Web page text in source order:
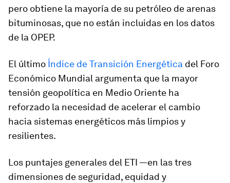
pero obtiene la mayoría de su petróleo de arenas
bituminosas, que no están incluidas en los datos
de la OPEP.
El últimoÍndice de Transición Energética del Foro
Económico Mundial argumenta que la mayor
tensión geopolítica en Medio Oriente ha
reforzado la necesidad de acelerar el cambio
hacia sistemas energéticos más limpios y
resilientes.
Los puntajes generales del ETI —en las tres
dimensiones de seguridad, equidad y